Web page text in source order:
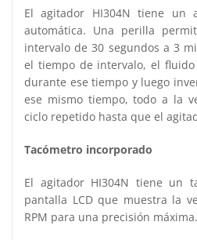
El agitador HI304N tiene un
automática. Una perilla
intervalo de 30 segundos a 3
el tiempo de intervalo, el
durante ese tiempo y luego
ese mismo tiempo, todo a la
ciclo repetido hasta que el
Tacómetro incorporado
El agitador HI304N tiene un
pantalla LCD que muestra la
RPM para una precisión máxima.